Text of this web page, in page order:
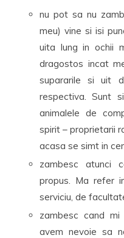
nu pot sa nu
meu) vine si isi
uita lung in ochii
dragostos incat
supararile si uit
respectiva. Sunt
animalele de
spirit – proprietarii
acasa se simt in
zambesc atunci
propus. Ma refer
serviciu, de
zambesc cand
avem nevoie sa